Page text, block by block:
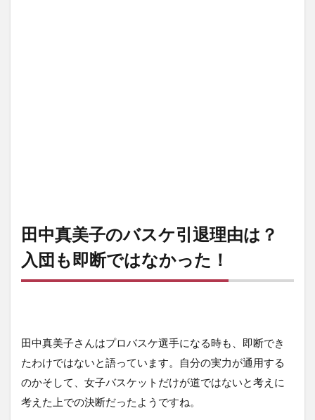
田中真美子のバスケ引退理由は？
入団も即断ではなかった！
田中真美子さんはプロバスケ選手になる時も、即断でき
たわけではないと語っています。自分の実力が通用する
のかそして、女子バスケットだけが道ではないと考えに
考えた上での決断だったようですね。